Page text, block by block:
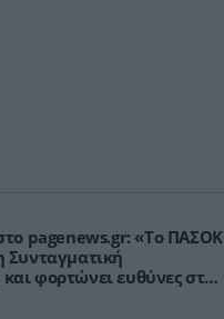
pagenews.gr: «Το ΠΑΣΟΚ
Συνταγματική
φορτώνει ευθύνες στη